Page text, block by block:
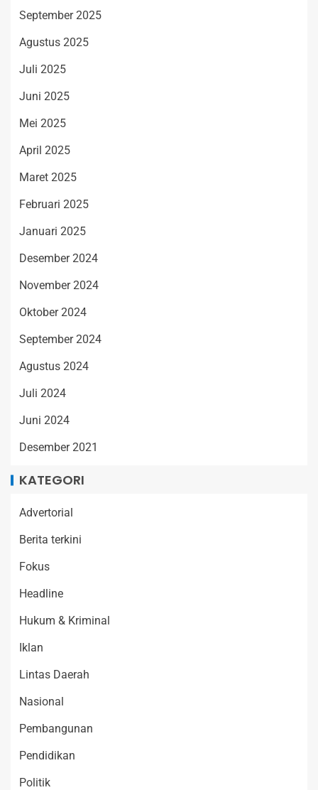
September 2025
Agustus 2025
Juli 2025
Juni 2025
Mei 2025
April 2025
Maret 2025
Februari 2025
Januari 2025
Desember 2024
November 2024
Oktober 2024
September 2024
Agustus 2024
Juli 2024
Juni 2024
Desember 2021
KATEGORI
Advertorial
Berita terkini
Fokus
Headline
Hukum & Kriminal
Iklan
Lintas Daerah
Nasional
Pembangunan
Pendidikan
Politik